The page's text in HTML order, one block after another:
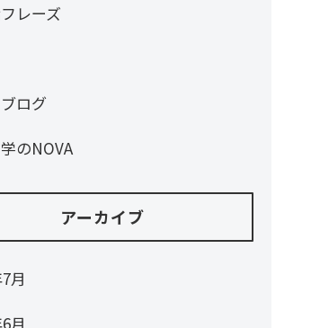
レーズ
ログ
のNOVA
アーカイブ
月
月